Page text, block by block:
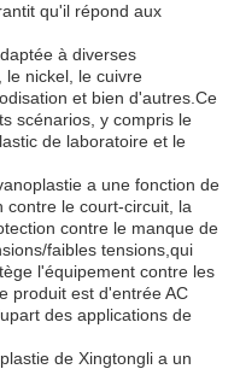
qu'il répond aux
à diverses
le nickel, le cuivre
et bien d'autres.Ce
scénarios, y compris le
de laboratoire et le
a une fonction de
contre le court-circuit, la
contre le manque de
faibles tensions,qui
l'équipement contre les
produit est d'entrée AC
des applications de
de Xingtongli a un